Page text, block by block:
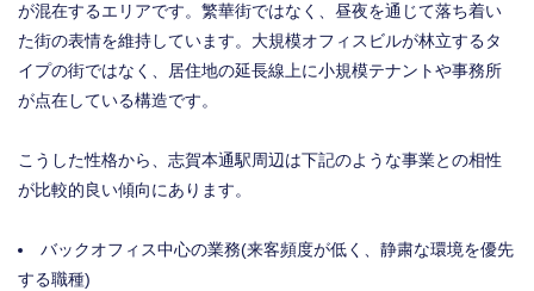
が混在するエリアです。繁華街ではなく、昼夜を通じて落ち着い
た街の表情を維持しています。大規模オフィスビルが林立するタ
イプの街ではなく、居住地の延長線上に小規模テナントや事務所
が点在している構造です。
こうした性格から、志賀本通駅周辺は下記のような事業との相性
が比較的良い傾向にあります。
バックオフィス中心の業務(来客頻度が低く、静粛な環境を優先
する職種)